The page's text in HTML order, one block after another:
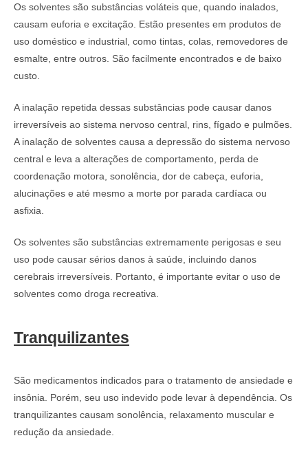
Os solventes são substâncias voláteis que, quando inalados,
causam euforia e excitação. Estão presentes em produtos de
uso doméstico e industrial, como tintas, colas, removedores de
esmalte, entre outros. São facilmente encontrados e de baixo
custo.
A inalação repetida dessas substâncias pode causar danos
irreversíveis ao sistema nervoso central, rins, fígado e pulmões.
A inalação de solventes causa a depressão do sistema nervoso
central e leva a alterações de comportamento, perda de
coordenação motora, sonolência, dor de cabeça, euforia,
alucinações e até mesmo a morte por parada cardíaca ou
asfixia.
Os solventes são substâncias extremamente perigosas e seu
uso pode causar sérios danos à saúde, incluindo danos
cerebrais irreversíveis. Portanto, é importante evitar o uso de
solventes como droga recreativa.
Tranquilizantes
São medicamentos indicados para o tratamento de ansiedade e
insônia. Porém, seu uso indevido pode levar à dependência. Os
tranquilizantes causam sonolência, relaxamento muscular e
redução da ansiedade.